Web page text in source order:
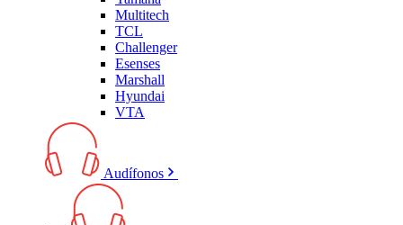
Multitech
TCL
Challenger
Esenses
Marshall
Hyundai
VTA
Audífonos